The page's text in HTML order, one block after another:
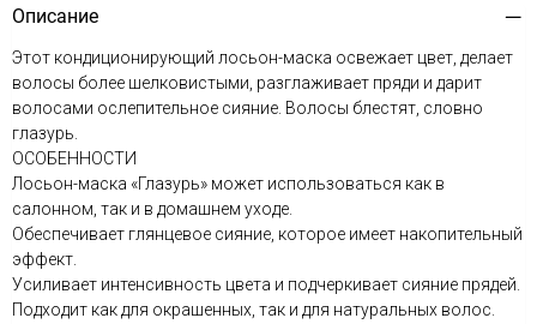
Описание
Этот кондиционирующий лосьон-маска освежает цвет, делает
волосы более шелковистыми, разглаживает пряди и дарит
волосами ослепительное сияние. Волосы блестят, словно
глазурь.
ОСОБЕННОСТИ
Лосьон-маска «Глазурь» может использоваться как в
салонном, так и в домашнем уходе.
Обеспечивает глянцевое сияние, которое имеет накопительный
эффект.
Усиливает интенсивность цвета и подчеркивает сияние прядей.
Подходит как для окрашенных, так и для натуральных волос.